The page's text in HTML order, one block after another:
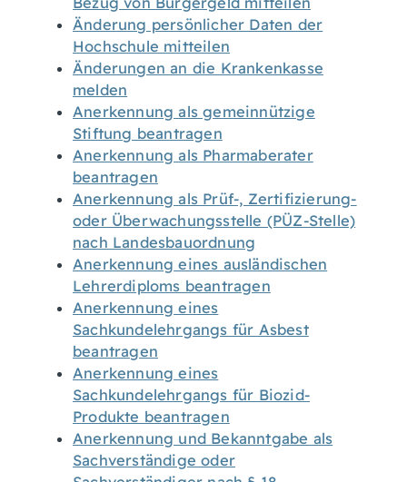
Änderung persönlicher Daten der
Hochschule mitteilen
Änderungen an die Krankenkasse
melden
Anerkennung als gemeinnützige
Stiftung beantragen
Anerkennung als Pharmaberater
beantragen
Anerkennung als Prüf-, Zertifizierung-
oder Überwachungsstelle (PÜZ-Stelle)
nach Landesbauordnung
Anerkennung eines ausländischen
Lehrerdiploms beantragen
Anerkennung eines
Sachkundelehrgangs für Asbest
beantragen
Anerkennung eines
Sachkundelehrgangs für Biozid-
Produkte beantragen
Anerkennung und Bekanntgabe als
Sachverständige oder